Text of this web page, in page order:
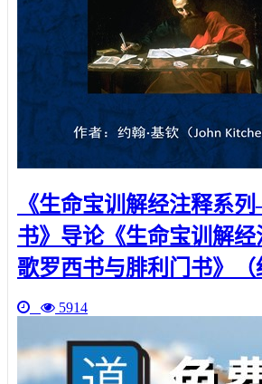
《生命宝训解经注释系
书》导论《生命宝训解
歌罗西书与腓利门书》（
5914